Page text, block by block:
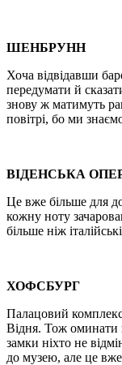
ШЕНБРУНН
Хоча відвідавши
передумати й
знову ж матимуть
повітрі, бо ми
ВІДЕНСЬКА
Це вже більше для
кожну ноту
більше ніж
ХОФСБУРГ
Палацовий
Відня. Тож оминати
замки ніхто не
до музею, але це